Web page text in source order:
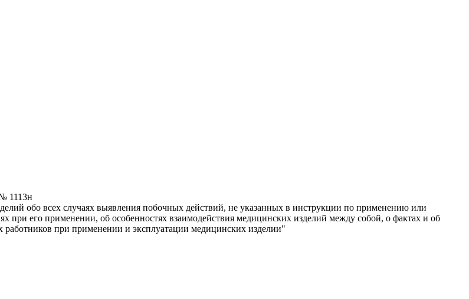
1113н
обо всех случаях выявления побочных действий, не указанных в инструкции по применению или
при его применении, об особенностях взаимодействия медицинских изделий между собой, о фактах и об
при применении и эксплуатации медицинских изделии"